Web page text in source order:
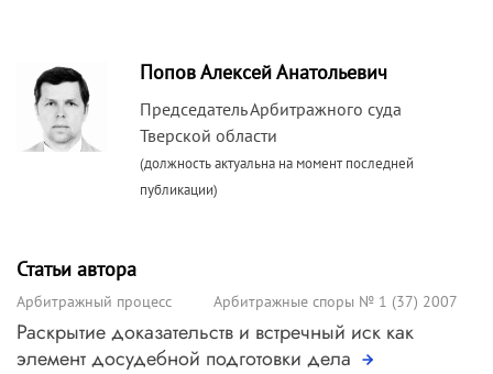
Попов Алексей Анатольевич
Председатель Арбитражного суда
Тверской области
(должность актуальна на момент последней
публикации)
Статьи автора
Арбитражный процесс Арбитражные споры № 1 (37) 2007
Раскрытие доказательств и встречный иск как
элемент досудебной подготовки дела